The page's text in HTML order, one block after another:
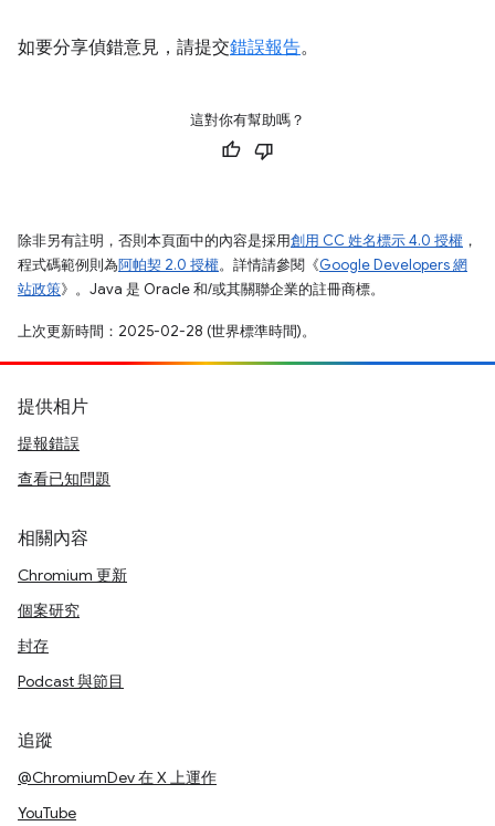
如要分享偵錯意見，請提交錯誤報告。
這對你有幫助嗎？
除非另有註明，否則本頁面中的內容是採用創用 CC 姓名標示 4.0 授權 ，
程式碼範例則為阿帕契 2.0 授權。詳情請參閱《Google Developers 網
站政策》。Java 是 Oracle 和/或其關聯企業的註冊商標。
上次更新時間：2025-02-28 (世界標準時間)。
提供相片
提報錯誤
查看已知問題
相關內容
Chromium 更新
個案研究
封存
Podcast 與節目
追蹤
@ChromiumDev 在 X 上運作
YouTube